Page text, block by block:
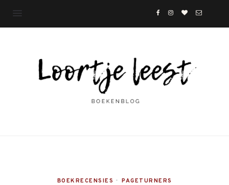
BOEKRECENSIES • PAGETURNERS